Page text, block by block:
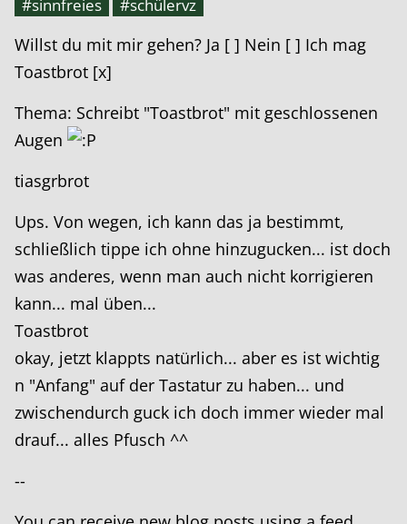
#sinnfreies
#schülervz
Willst du mit mir gehen? Ja [ ] Nein [ ] Ich mag
Toastbrot [x]
Thema: Schreibt "Toastbrot" mit geschlossenen
Augen
tiasgrbrot
Ups. Von wegen, ich kann das ja bestimmt,
schließlich tippe ich ohne hinzugucken... ist doch
was anderes, wenn man auch nicht korrigieren
kann... mal üben...
Toastbrot
okay, jetzt klappts natürlich... aber es ist wichtig
n "Anfang" auf der Tastatur zu haben... und
zwischendurch guck ich doch immer wieder mal
drauf... alles Pfusch ^^
--